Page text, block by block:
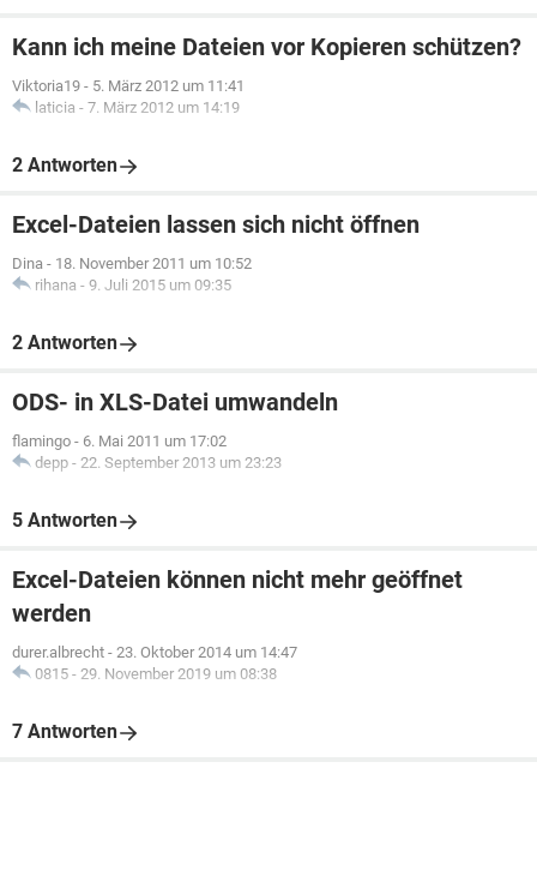
Kann ich meine Dateien vor Kopieren schützen?
Viktoria19 - 5. März 2012 um 11:41
laticia - 7. März 2012 um 14:19
2 Antworten
Excel-Dateien lassen sich nicht öffnen
Dina - 18. November 2011 um 10:52
rihana - 9. Juli 2015 um 09:35
2 Antworten
ODS- in XLS-Datei umwandeln
flamingo - 6. Mai 2011 um 17:02
depp - 22. September 2013 um 23:23
5 Antworten
Excel-Dateien können nicht mehr geöffnet
werden
durer.albrecht - 23. Oktober 2014 um 14:47
0815 - 29. November 2019 um 08:38
7 Antworten